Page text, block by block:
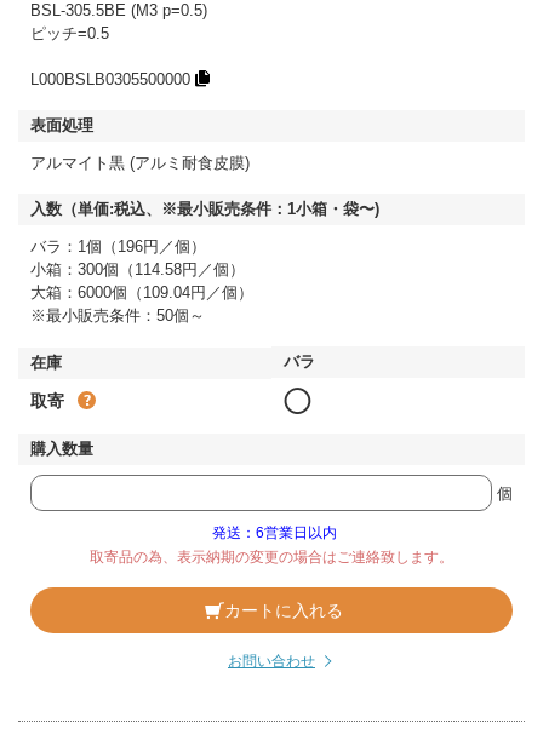
BSL-305.5BE (M3 p=0.5)
ピッチ=0.5
L000BSLB0305500000
アルマイト黒 (アルミ耐食皮膜)
バラ：1個（196円／個）
小箱：300個（114.58円／個）
大箱：6000個（109.04円／個）
※最小販売条件：50個～
取寄 ◯
個
発送：6営業日以内
取寄品の為、表示納期の変更の場合はご連絡致します。
カートに入れる
お問い合わせ